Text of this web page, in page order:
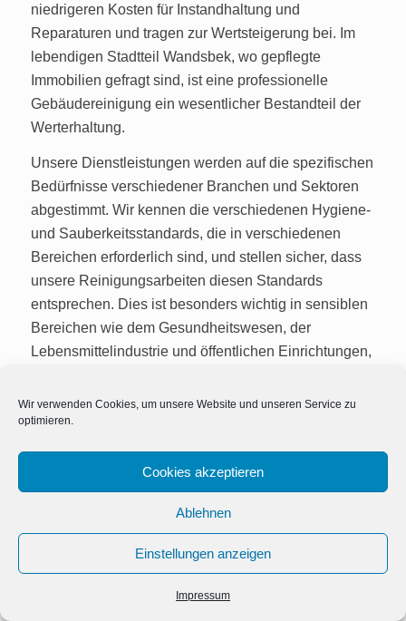
Wir verwenden Cookies, um unsere Website und unseren Service zu
optimieren.
Cookies akzeptieren
Ablehnen
Einstellungen anzeigen
Impressum
niedrigeren Kosten für Instandhaltung und
Reparaturen und tragen zur Wertsteigerung bei. Im
lebendigen Stadtteil Wandsbek, wo gepflegte
Immobilien gefragt sind, ist eine professionelle
Gebäudereinigung ein wesentlicher Bestandteil der
Werterhaltung.
Unsere Dienstleistungen werden auf die spezifischen
Bedürfnisse verschiedener Branchen und Sektoren
abgestimmt. Wir kennen die verschiedenen Hygiene-
und Sauberkeitsstandards, die in verschiedenen
Bereichen erforderlich sind, und stellen sicher, dass
unsere Reinigungsarbeiten diesen Standards
entsprechen. Dies ist besonders wichtig in sensiblen
Bereichen wie dem Gesundheitswesen, der
Lebensmittelindustrie und öffentlichen Einrichtungen,
MS Gebäudereinigung können Sie sicher sein, dass
alle gesetzlichen Vorgaben und
Nachhaltigkeit und Umweltschutz
in Wandsbek ist unser Engagement für
Umweltfreundlichkeit und Nachhaltigkeit. Wir nutzen
umweltverträgliche Reinigungsmittel und -methoden,
Kontakt